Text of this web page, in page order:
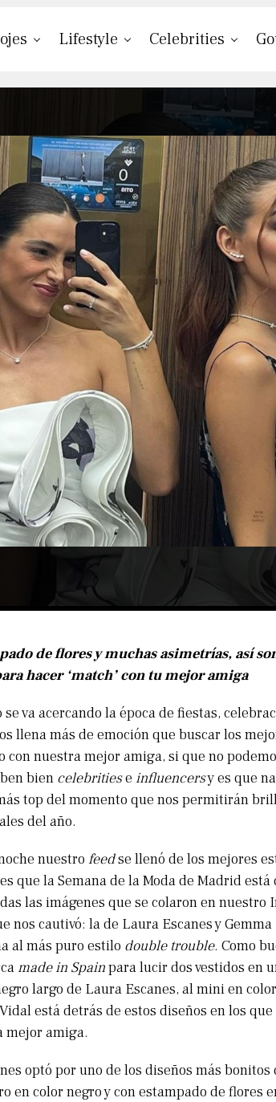
Lifestyle Celebrities
de flores y muchas asimetrías, así
hacer ‘match’ con tu mejor amiga
se va acercando la época de fiestas,
llena más de emoción que buscar los
con nuestra mejor amiga, si que no
bien celebritiese influencersy es que
top del momento que nos permitirán
del año.
nuestro feedse llenó de los mejores
que la Semana de la Moda de Madrid
las imágenes que se colaron en nuestro
nos cautivó: la de Laura Escanes y
al más puro estilo double trouble. Como
made in Spainpara lucir dos vestidos en
largo de Laura Escanes, al mini en
está detrás de estos diseños en los
mejor amiga.
optó por uno de los diseños más bonitos
en color negro y con estampado de flores